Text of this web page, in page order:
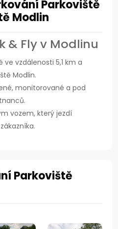
Parkoviště
Modlin
& Fly v Modlinu
vzdálenosti 5,1 km a
Modlin.
monitorované a pod
vozem, který jezdí
Parkoviště